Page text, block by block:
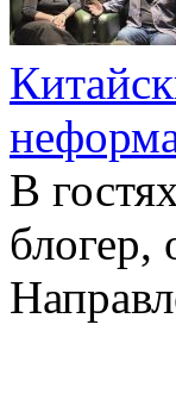
В
блогер,